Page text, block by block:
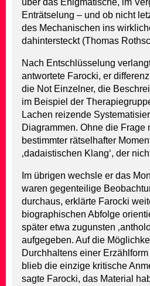
über das Enigmatische, im
Enträtselung – und ob nicht
des Mechanischen ins
dahintersteckt (Thomas
Nach Entschlüsselung
antwortete Farocki, er
die Not Einzelner, die
im Beispiel der
Lachen reizende
Diagrammen. Ohne die Frage
bestimmter rätselhafter
‚dadaistischen Klang‘, der
Im übrigen wechsle er das
waren gegenteilige
durchaus, erklärte Farocki
biographischen Abfolge
später etwa zugunsten
aufgegeben. Auf die
Durchhaltens einer
blieb die einzige kritische
sagte Farocki, das Material